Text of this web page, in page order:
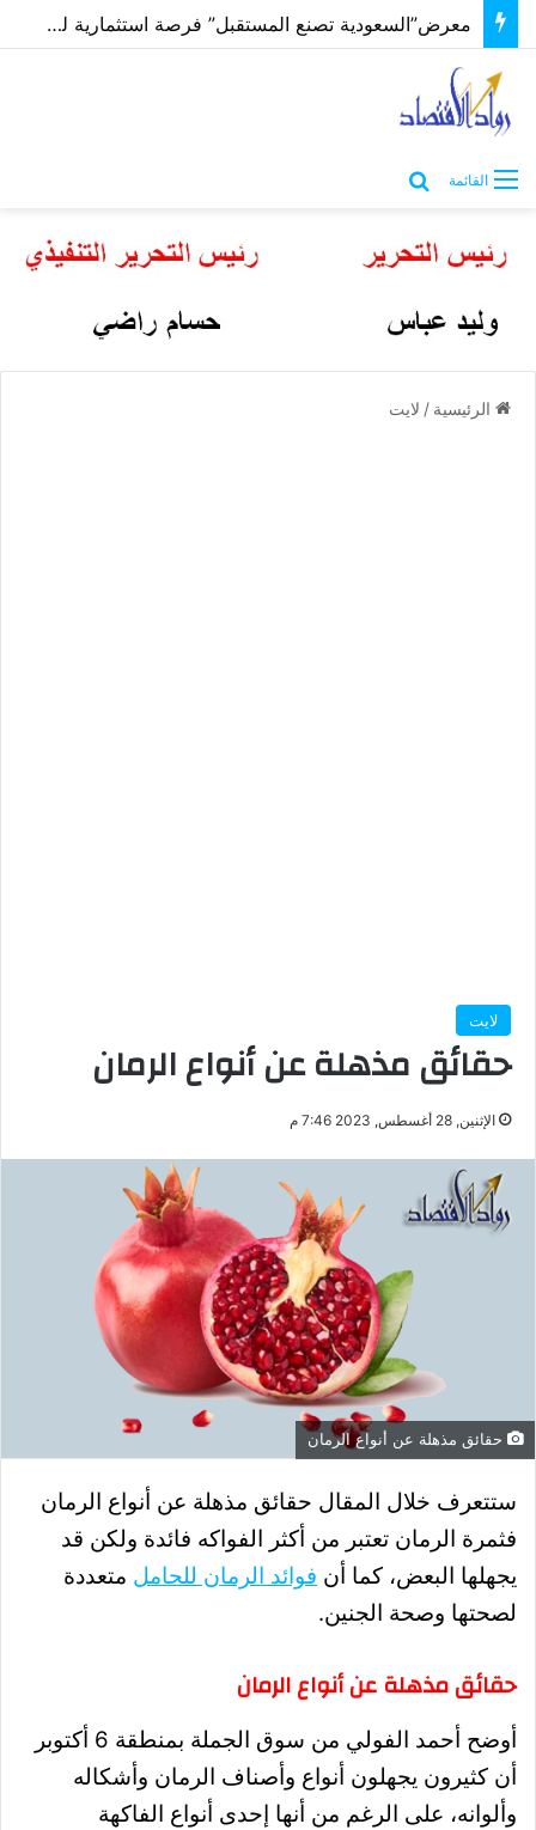
معرض”السعودية تصنع المستقبل” فرصة استثمارية للشركات الناشئة في قطاعات الذكاء الاصطناعي وربطها بالشركات العالمية
القائمة
الرئيسية / لايت
لايت
حقائق مذهلة عن أنواع الرمان
الإثنين, 28 أغسطس, 2023 7:46 م
حقائق مذهلة عن أنواع الرمان
ستتعرف خلال المقال حقائق مذهلة عن أنواع الرمان
فثمرة الرمان تعتبر من أكثر الفواكه فائدة ولكن قد
يجهلها البعض، كما أن فوائد الرمان للحامل متعددة
لصحتها وصحة الجنين.
حقائق مذهلة عن أنواع الرمان
أوضح أحمد الفولي من سوق الجملة بمنطقة 6 أكتوبر
أن كثيرون يجهلون أنواع وأصناف الرمان وأشكاله
وألوانه، على الرغم من أنها إحدى أنواع الفاكهة